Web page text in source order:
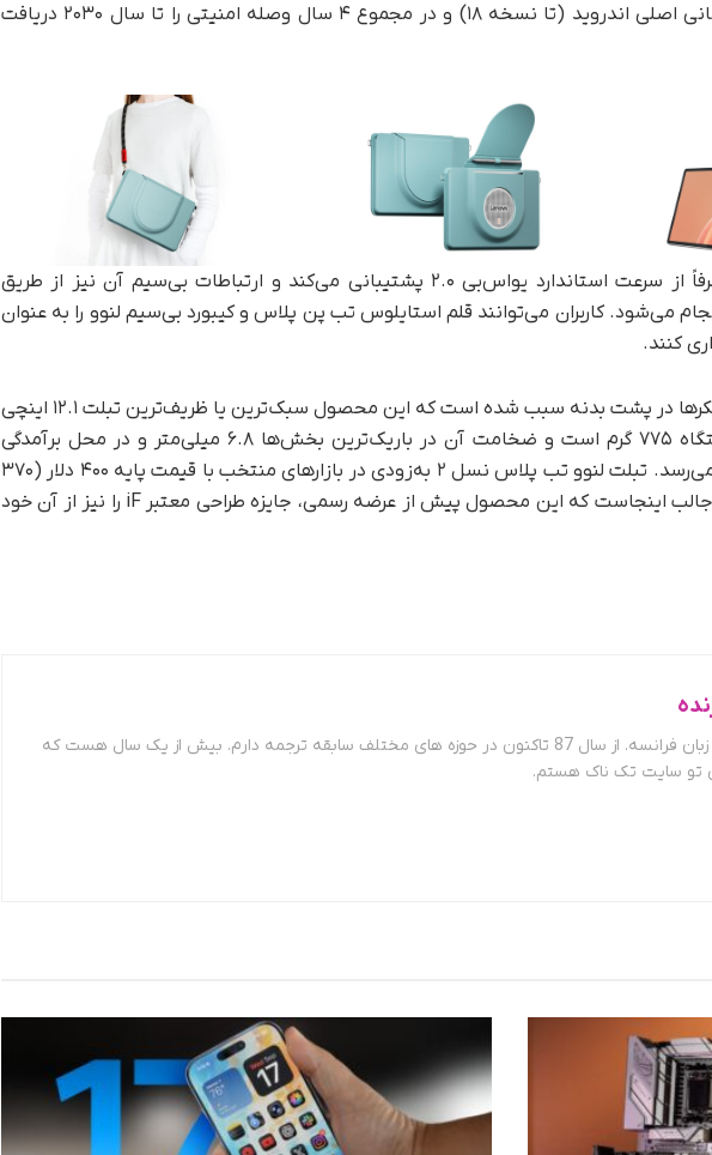
کرده است که دو به‌روزرسانی اصلی اندروید (تا نسخه ۱۸) و در مجموع ۴ سال وصله امنیتی را تا سال ۲۰۳۰ دریافت
درگاه USBC این تبلت صرفاً از سرعت استاندارد یواس‌بی ۲.۰ پشتیبانی می‌کند و ارتباطات بی‌سیم آن نیز از طریق
۶ و بلوتوث ۵.۴ انجام می‌شود. کاربران می‌توانند قلم استایلوس تب پن پلاس و کیبورد بی‌سیم لنوو را به عنوان
کنند.
تعبیه ساختار حجیم اسپیکرها در پشت بدنه سبب شده است که این محصول سبک‌ترین یا ظریف‌ترین تبلت ۱۲.۱ اینچی
بازار نباشد؛ وزن این دستگاه ۷۷۵ گرم است و ضخامت آن در باریک‌ترین بخش‌ها ۶.۸ میلی‌متر و در محل برآمدگی
اسپیکر به ۲۲.۷ میلی‌متر می‌رسد. تبلت لنوو تب پلاس نسل ۲ به‌زودی در بازارهای منتخب با قیمت پایه ۴۰۰ دلار (۳۷۰
پوند) عرضه خواهد شد و جالب اینجاست که این محصول پیش از عرضه رسمی، جایزه طراحی معتبر iF را نیز از آن خود
کارشناسی مترجمی زبان فرانسه. از سال 87 تاکنون در حوزه های مختلف سابقه ترجمه دارم. بیش از یک سال هست که
تو سایت تک ناک هستم.